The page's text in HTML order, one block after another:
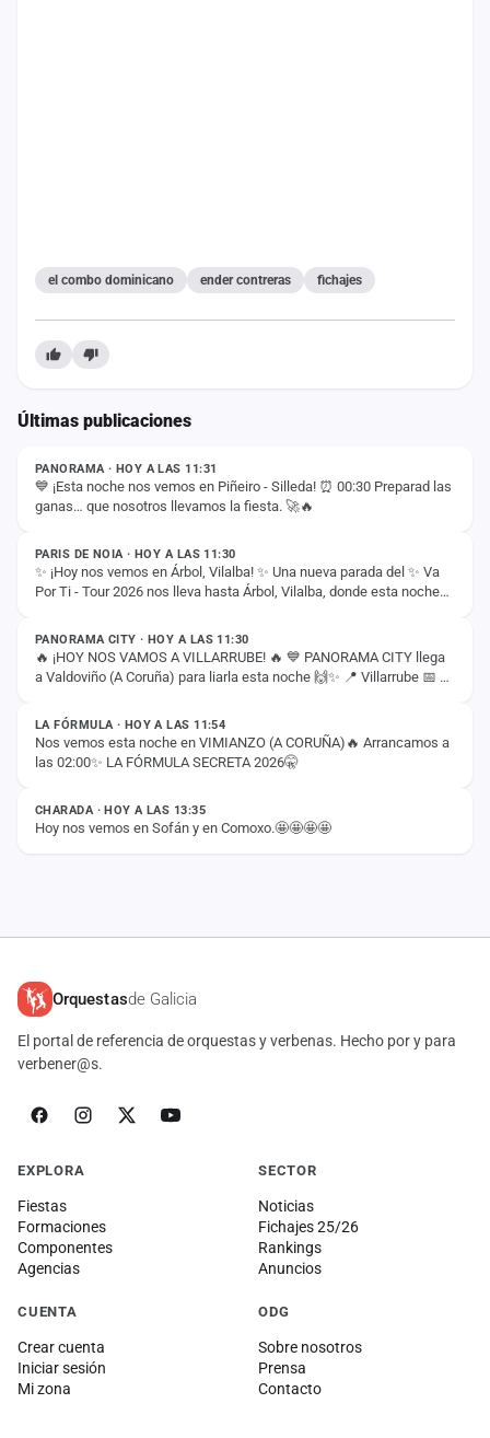
el combo dominicano ender contreras fichajes
Últimas publicaciones
ESTADO
PANORAMA · HOY A LAS 11:31
💙 ¡Esta noche nos vemos en Piñeiro - Silleda! ⏰ 00:30 Preparad las
ganas… que nosotros llevamos la fiesta. 🚀🔥
ESTADO
PARIS DE NOIA · HOY A LAS 11:30
✨ ¡Hoy nos vemos en Árbol, Vilalba! ✨ Una nueva parada del ✨ Va
Por Ti - Tour 2026 nos lleva hasta Árbol, Vilalba, donde esta noche
ESTADO
PANORAMA CITY · HOY A LAS 11:30
🔥 ¡HOY NOS VAMOS A VILLARRUBE! 🔥 💙 PANORAMA CITY llega
a Valdoviño (A Coruña) para liarla esta noche 🙌✨ 📍 Villarrube 📅 8
ESTADO
LA FÓRMULA · HOY A LAS 11:54
Nos vemos esta noche en VIMIANZO (A CORUÑA)🔥 Arrancamos a
las 02:00✨ LA FÓRMULA SECRETA 2026🤫
ESTADO
CHARADA · HOY A LAS 13:35
Hoy nos vemos en Sofán y en Comoxo.🤩🤩🤩🤩
Orquestasde Galicia
El portal de referencia de orquestas y verbenas. Hecho por y para
verbener@s.
EXPLORA
Fiestas
Formaciones
Componentes
Agencias
SECTOR
Noticias
Fichajes 25/26
Rankings
Anuncios
CUENTA
Crear cuenta
Iniciar sesión
Mi zona
ODG
Sobre nosotros
Prensa
Contacto